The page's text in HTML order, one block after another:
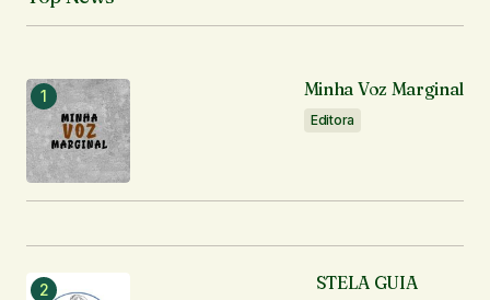
O seu endereço de e-mail não será publicado.
Comentário
Seu nome*
Minha Voz Marginal
Editora
STELA GUIA